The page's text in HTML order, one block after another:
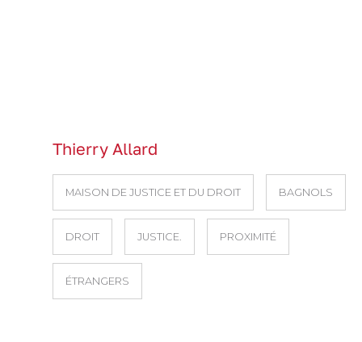
Thierry Allard
MAISON DE JUSTICE ET DU DROIT BAGNOLS
DROIT JUSTICE. PROXIMITÉ
ÉTRANGERS